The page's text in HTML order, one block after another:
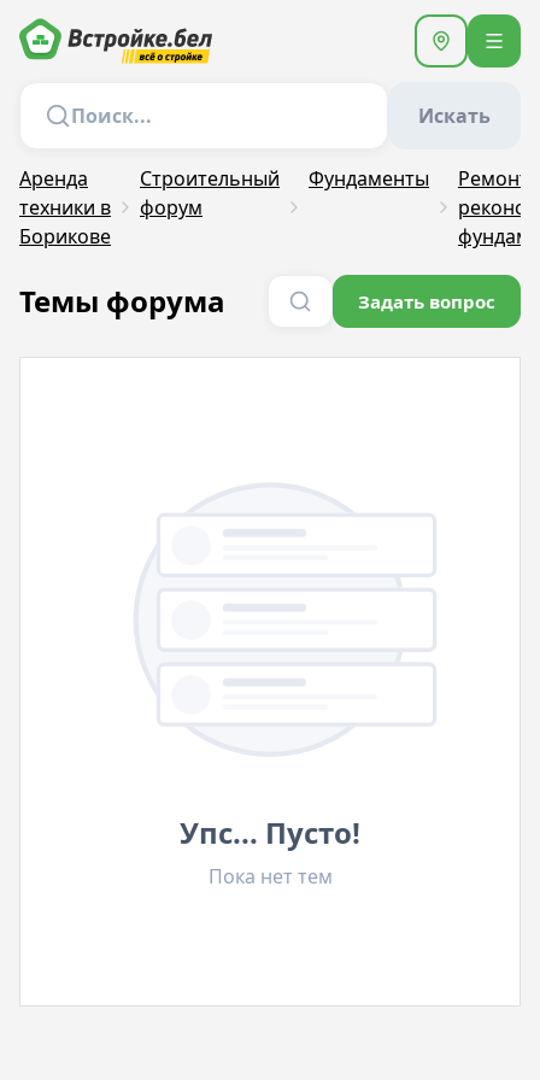
Искать
Аренда
техники в
Борикове
Строительный
форум
Фундаменты
Ремонт
Темы форума Задать вопрос
Упс... Пусто!
Пока нет тем